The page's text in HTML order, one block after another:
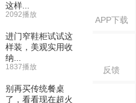
APP下载
反馈
这样...
2092播放
进门窄鞋柜试试这
样装，美观实用收
纳...
1837播放
别再买传统餐桌
了，看看现在超火